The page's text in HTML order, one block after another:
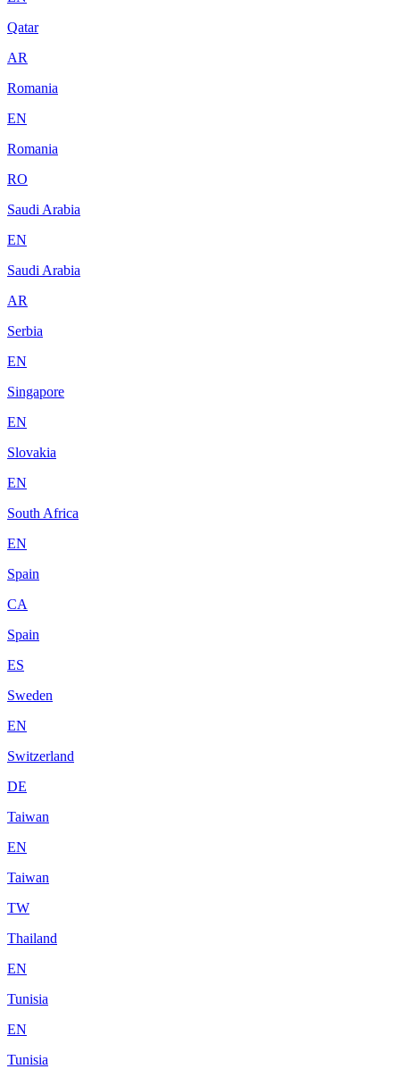
Qatar
AR
Romania
EN
Romania
RO
Saudi Arabia
EN
Saudi Arabia
AR
Serbia
EN
Singapore
EN
Slovakia
EN
South Africa
EN
Spain
CA
Spain
ES
Sweden
EN
Switzerland
DE
Taiwan
EN
Taiwan
TW
Thailand
EN
Tunisia
EN
Tunisia